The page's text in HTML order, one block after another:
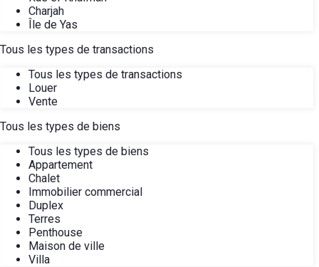
Charjah
Île de Yas
Tous les types de transactions
Tous les types de transactions
Louer
Vente
Tous les types de biens
Tous les types de biens
Appartement
Chalet
Immobilier commercial
Duplex
Terres
Penthouse
Maison de ville
Villa